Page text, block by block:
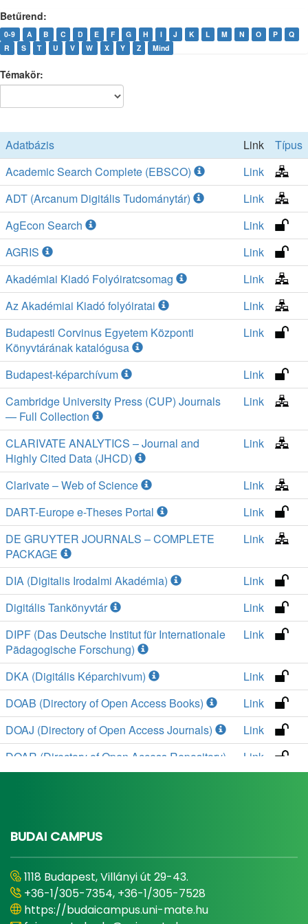
BUDAI CAMPUS
1118 Budapest, Villányi út 29-43.
+36-1/305-7354, +36-1/305-7528
https://budaicampus.uni-mate.hu